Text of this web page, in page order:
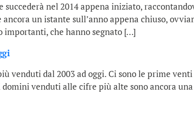
nel 2014 appena iniziato,
un istante sull’anno appena chiuso,
che hanno segnato […]
venduti dal 2003 ad oggi. Ci sono le prime
venduti alle cifre più alte sono ancora